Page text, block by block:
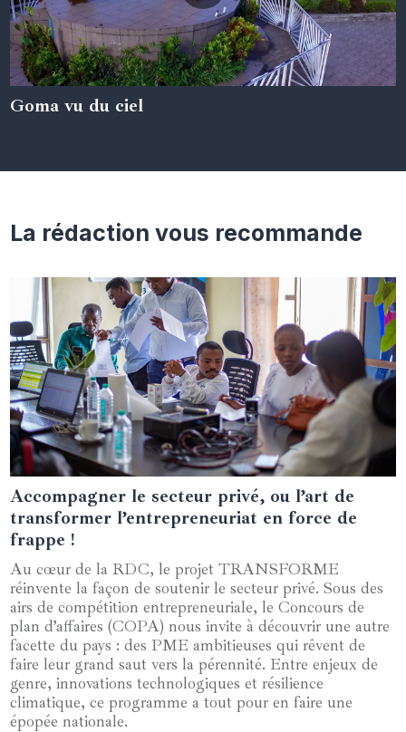
05 juin 2024
Goma vu du ciel
La rédaction vous recommande
01 novembre 2024
Accompagner le secteur privé, ou l’art de
transformer l’entrepreneuriat en force de
frappe !
Au cœur de la RDC, le projet TRANSFORME
réinvente la façon de soutenir le secteur privé. Sous des
airs de compétition entrepreneuriale, le Concours de
plan d’affaires (COPA) nous invite à découvrir une autre
facette du pays : des PME ambitieuses qui rêvent de
faire leur grand saut vers la pérennité. Entre enjeux de
genre, innovations technologiques et résilience
climatique, ce programme a tout pour en faire une
épopée nationale.